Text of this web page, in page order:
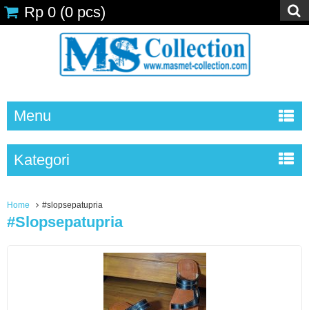
Rp 0 (0 pcs)
Menu
Kategori
Home #slopsepatupria
#slopsepatupria